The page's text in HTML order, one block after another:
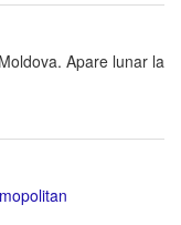
Apare lunar la